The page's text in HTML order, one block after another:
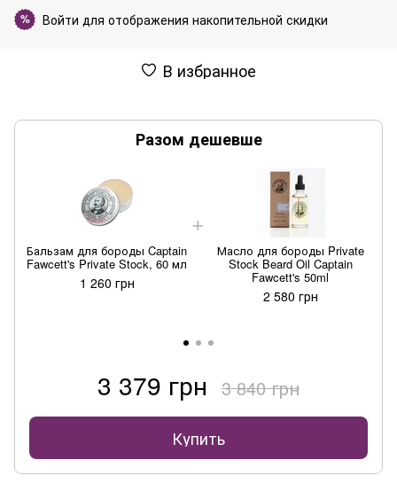
% Войти для отображения накопительной скидки
В избранное
Разом дешевше
Бальзам для бороды Captain
Fawcett's Private Stock, 60 мл
1 260 грн
Масло для бороды Private
Stock Beard Oil Captain
Fawcett's 50ml
2 580 грн
3 379 грн 3 840 грн
Купить